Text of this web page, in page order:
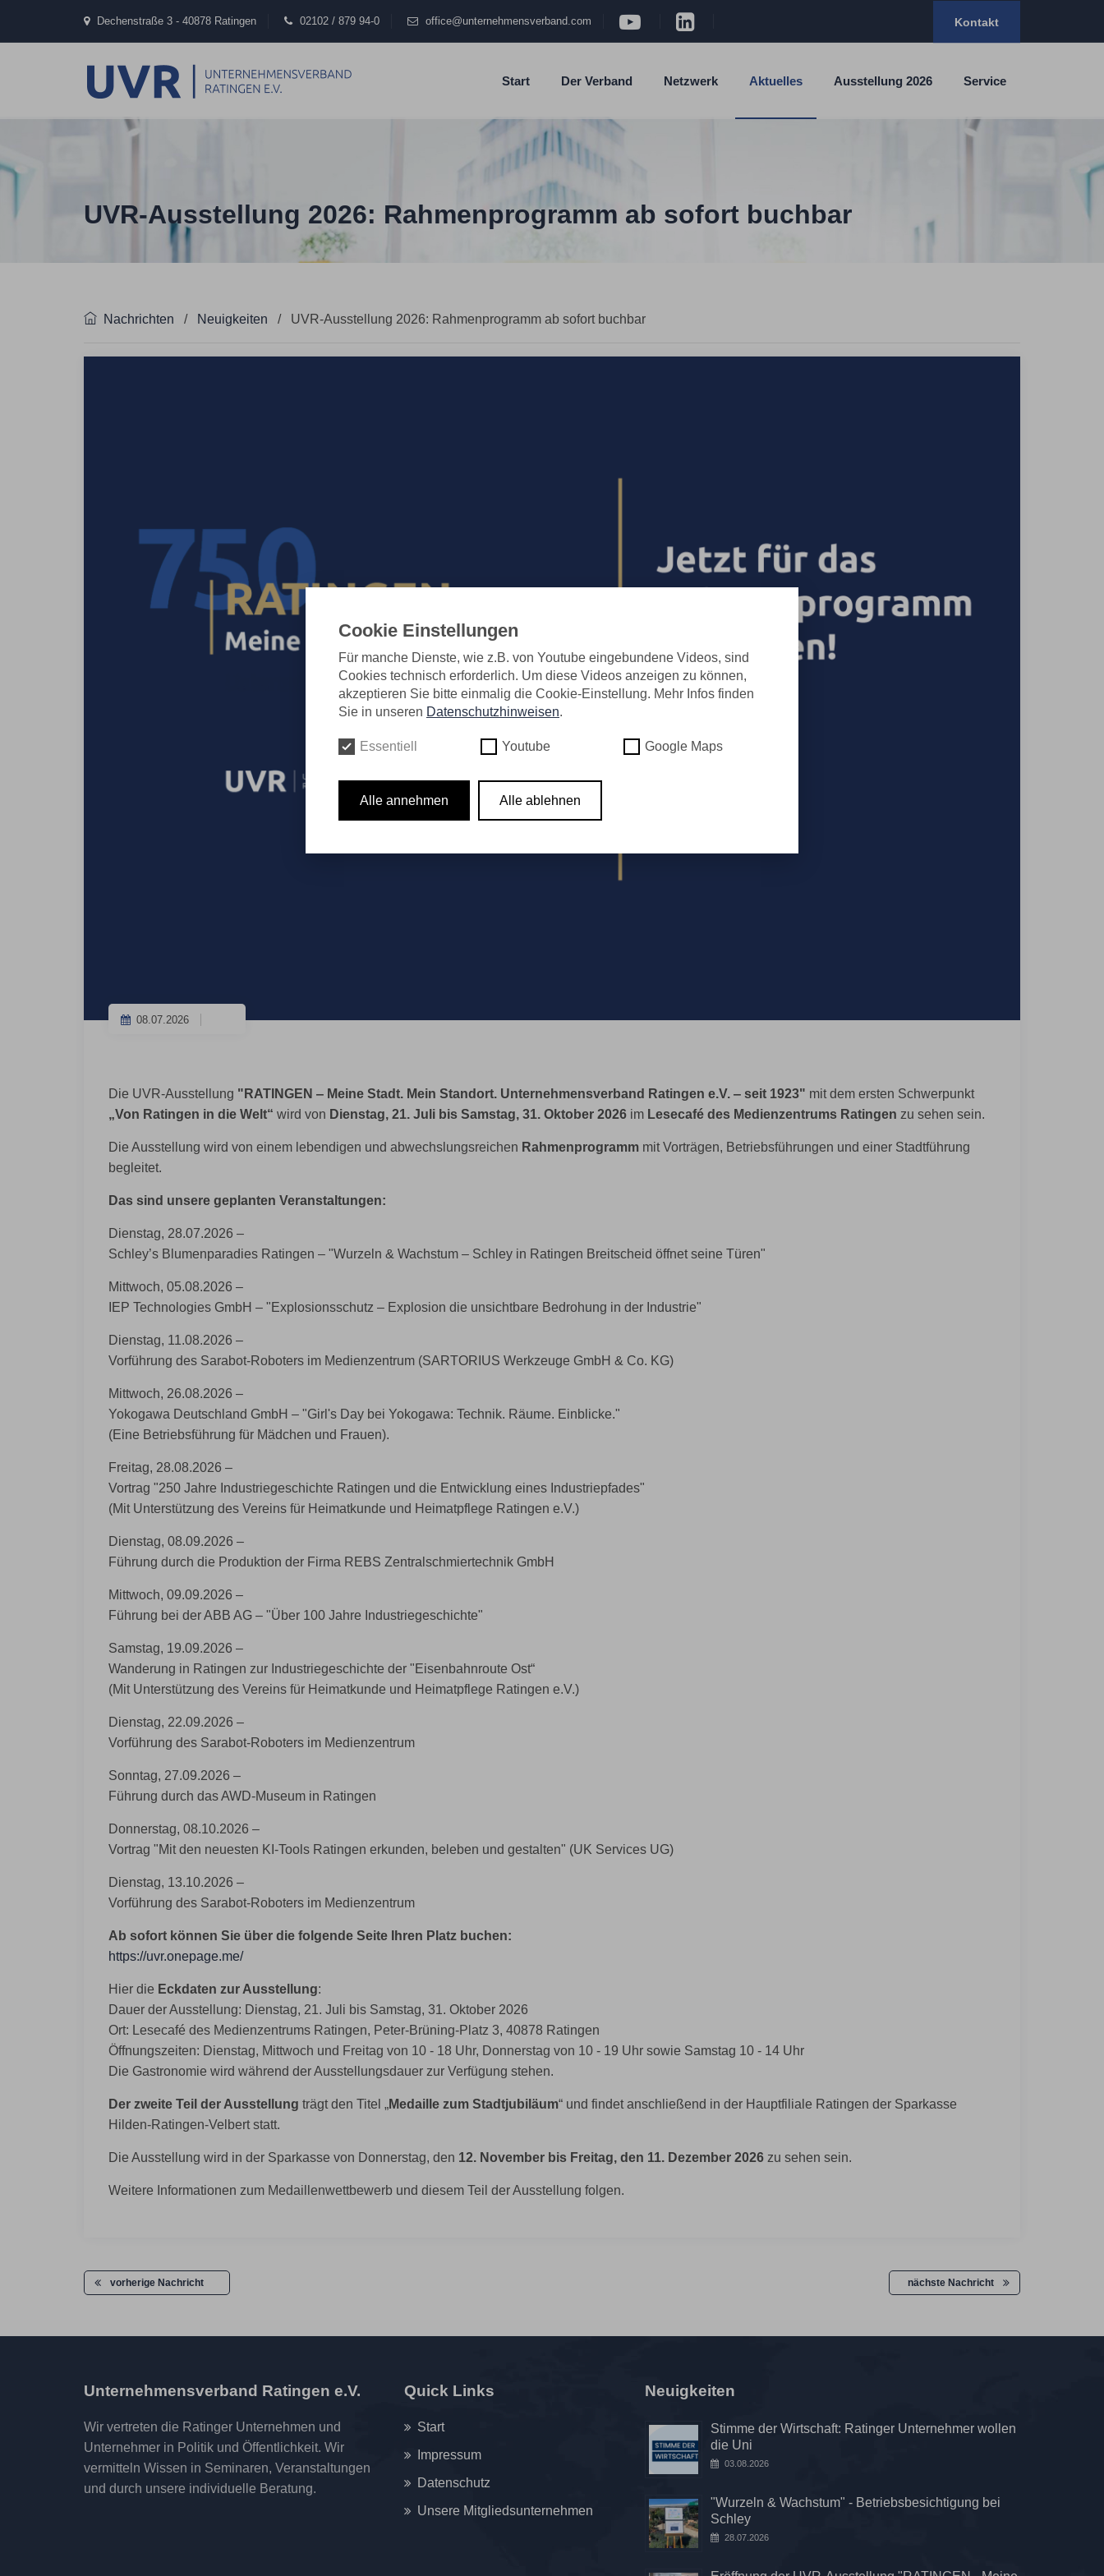
Dechenstraße 3 - 40878 Ratingen 02102 / 879 94-0 office@unternehmensverband.com Kontakt
Start Der Verband Netzwerk Aktuelles Ausstellung 2026 Service
UVR-Ausstellung 2026: Rahmenprogramm ab sofort buchbar
Nachrichten / Neuigkeiten / UVR-Ausstellung 2026: Rahmenprogramm ab sofort buchbar
08.07.2026
Die UVR-Ausstellung "RATINGEN ‒ Meine Stadt. Mein Standort. Unternehmensverband Ratingen e.V. ‒ seit 1923" mit dem ersten Schwerpunkt
„Von Ratingen in die Welt“ wird von Dienstag, 21. Juli bis Samstag, 31. Oktober 2026 im Lesecafé des Medienzentrums Ratingen zu sehen sein.
Die Ausstellung wird von einem lebendigen und abwechslungsreichen Rahmenprogramm mit Vorträgen, Betriebsführungen und einer Stadtführung
begleitet.
Das sind unsere geplanten Veranstaltungen:
Dienstag, 28.07.2026 ‒
Schley’s Blumenparadies Ratingen ‒ "Wurzeln & Wachstum – Schley in Ratingen Breitscheid öffnet seine Türen"
Mittwoch, 05.08.2026 ‒
IEP Technologies GmbH – "Explosionsschutz – Explosion die unsichtbare Bedrohung in der Industrie"
Dienstag, 11.08.2026 ‒
Vorführung des Sarabot-Roboters im Medienzentrum (SARTORIUS Werkzeuge GmbH & Co. KG)
Mittwoch, 26.08.2026 ‒
Yokogawa Deutschland GmbH ‒ "Girl's Day bei Yokogawa: Technik. Räume. Einblicke."
(Eine Betriebsführung für Mädchen und Frauen).
Freitag, 28.08.2026 ‒
Vortrag "250 Jahre Industriegeschichte Ratingen und die Entwicklung eines Industriepfades"
(Mit Unterstützung des Vereins für Heimatkunde und Heimatpflege Ratingen e.V.)
Dienstag, 08.09.2026 ‒
Führung durch die Produktion der Firma REBS Zentralschmiertechnik GmbH
Mittwoch, 09.09.2026 ‒
Führung bei der ABB AG ‒ "Über 100 Jahre Industriegeschichte"
Samstag, 19.09.2026 ‒
Wanderung in Ratingen zur Industriegeschichte der "Eisenbahnroute Ost“
(Mit Unterstützung des Vereins für Heimatkunde und Heimatpflege Ratingen e.V.)
Dienstag, 22.09.2026 ‒
Vorführung des Sarabot-Roboters im Medienzentrum
Sonntag, 27.09.2026 ‒
Führung durch das AWD-Museum in Ratingen
Donnerstag, 08.10.2026 ‒
Vortrag "Mit den neuesten KI-Tools Ratingen erkunden, beleben und gestalten" (UK Services UG)
Dienstag, 13.10.2026 ‒
Vorführung des Sarabot-Roboters im Medienzentrum
Ab sofort können Sie über die folgende Seite Ihren Platz buchen:
https://uvr.onepage.me/
Hier die Eckdaten zur Ausstellung:
Dauer der Ausstellung: Dienstag, 21. Juli bis Samstag, 31. Oktober 2026
Ort: Lesecafé des Medienzentrums Ratingen, Peter-Brüning-Platz 3, 40878 Ratingen
Öffnungszeiten: Dienstag, Mittwoch und Freitag von 10 - 18 Uhr, Donnerstag von 10 - 19 Uhr sowie Samstag 10 - 14 Uhr
Die Gastronomie wird während der Ausstellungsdauer zur Verfügung stehen.
Der zweite Teil der Ausstellung trägt den Titel „Medaille zum Stadtjubiläum“ und findet anschließend in der Hauptfiliale Ratingen der Sparkasse
Hilden-Ratingen-Velbert statt.
Die Ausstellung wird in der Sparkasse von Donnerstag, den 12. November bis Freitag, den 11. Dezember 2026 zu sehen sein.
Weitere Informationen zum Medaillenwettbewerb und diesem Teil der Ausstellung folgen.
vorherige Nachricht nächste Nachricht
Unternehmensverband Ratingen e.V.
Wir vertreten die Ratinger Unternehmen und
Unternehmer in Politik und Öffentlichkeit. Wir
vermitteln Wissen in Seminaren, Veranstaltungen
und durch unsere individuelle Beratung.
Quick Links
Start
Impressum
Datenschutz
Unsere Mitgliedsunternehmen
Neuigkeiten
Stimme der Wirtschaft: Ratinger Unternehmer wollen
die Uni
03.08.2026
"Wurzeln & Wachstum" - Betriebsbesichtigung bei
Schley
28.07.2026
Cookie Einstellungen
Für manche Dienste, wie z.B. von Youtube eingebundene Videos, sind
Cookies technisch erforderlich. Um diese Videos anzeigen zu können,
akzeptieren Sie bitte einmalig die Cookie-Einstellung. Mehr Infos finden
Sie in unseren Datenschutzhinweisen.
Essentiell Youtube Google Maps
Alle annehmen Alle ablehnen